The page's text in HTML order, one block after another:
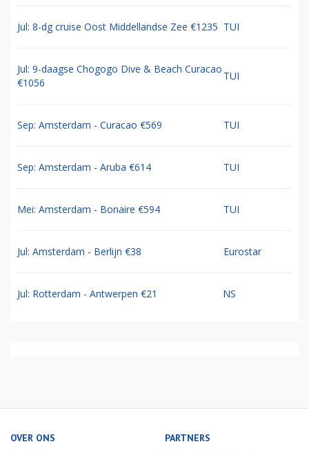
Jul: 8-dg cruise Oost Middellandse Zee €1235 TUI
Jul: 9-daagse Chogogo Dive & Beach Curacao
€1056
TUI
Sep: Amsterdam - Curacao €569 TUI
Sep: Amsterdam - Aruba €614 TUI
Mei: Amsterdam - Bonaire €594 TUI
Jul: Amsterdam - Berlijn €38 Eurostar
Jul: Rotterdam - Antwerpen €21 NS
OVER ONS PARTNERS